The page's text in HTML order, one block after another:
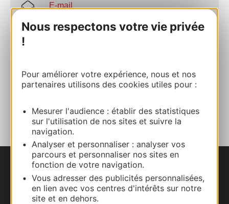
Nous respectons votre vie privée
!
Pour améliorer votre expérience, nous et nos
partenaires utilisons des cookies utiles pour :
Mesurer l'audience : établir des statistiques
sur l'utilisation de nos sites et suivre la
navigation.
Analyser et personnaliser : analyser vos
parcours et personnaliser nos sites en
fonction de votre navigation.
Vous adresser des publicités personnalisées,
en lien avec vos centres d'intérêts sur notre
site et en dehors.
E-mail
Facebook
AU CARNET
Nous contacter
Carte interactive